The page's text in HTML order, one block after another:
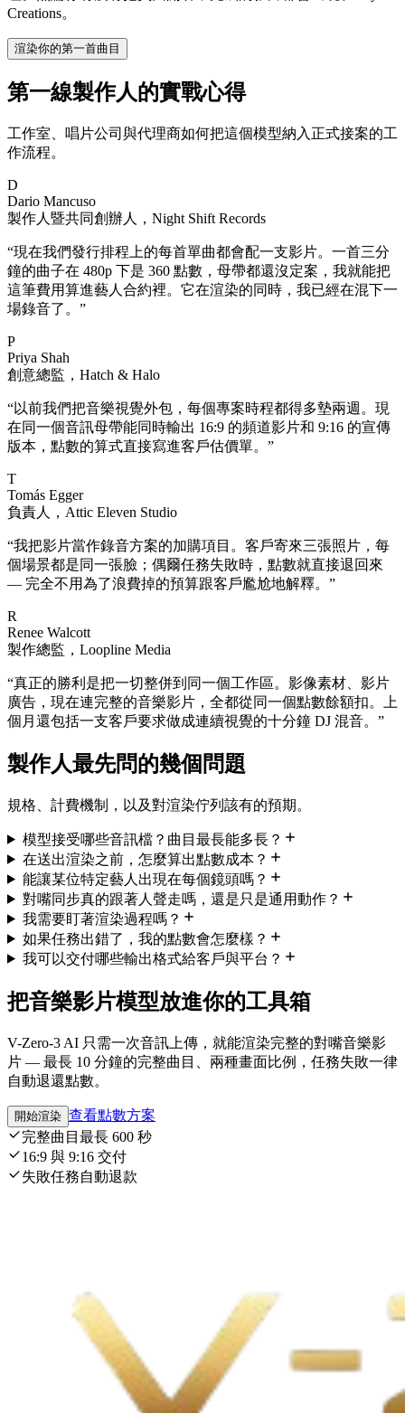
Creations。
渲染你的第一首曲目
第一線製作人的實戰心得
工作室、唱片公司與代理商如何把這個模型納入正式接案的工
作流程。
D
Dario Mancuso
製作人暨共同創辦人，Night Shift Records
“現在我們發行排程上的每首單曲都會配一支影片。一首三分
鐘的曲子在 480p 下是 360 點數，母帶都還沒定案，我就能把
這筆費用算進藝人合約裡。它在渲染的同時，我已經在混下一
場錄音了。 ”
P
Priya Shah
創意總監，Hatch & Halo
“以前我們把音樂視覺外包，每個專案時程都得多墊兩週。現
在同一個音訊母帶能同時輸出 16:9 的頻道影片和 9:16 的宣傳
版本，點數的算式直接寫進客戶估價單。 ”
T
Tomás Egger
負責人，Attic Eleven Studio
“我把影片當作錄音方案的加購項目。客戶寄來三張照片，每
個場景都是同一張臉；偶爾任務失敗時，點數就直接退回來
— 完全不用為了浪費掉的預算跟客戶尷尬地解釋。 ”
R
Renee Walcott
製作總監，Loopline Media
“真正的勝利是把一切整併到同一個工作區。影像素材、影片
廣告，現在連完整的音樂影片，全都從同一個點數餘額扣。上
個月還包括一支客戶要求做成連續視覺的十分鐘 DJ 混音。 ”
製作人最先問的幾個問題
規格、計費機制，以及對渲染佇列該有的預期。
模型接受哪些音訊檔？曲目最長能多長？
在送出渲染之前，怎麼算出點數成本？
能讓某位特定藝人出現在每個鏡頭嗎？
對嘴同步真的跟著人聲走嗎，還是只是通用動作？
我需要盯著渲染過程嗎？
如果任務出錯了，我的點數會怎麼樣？
我可以交付哪些輸出格式給客戶與平台？
把音樂影片模型放進你的工具箱
V-Zero-3 AI 只需一次音訊上傳，就能渲染完整的對嘴音樂影
片 — 最長 10 分鐘的完整曲目、兩種畫面比例，任務失敗一律
自動退還點數。
開始渲染 查看點數方案
完整曲目最長 600 秒
16:9 與 9:16 交付
失敗任務自動退款